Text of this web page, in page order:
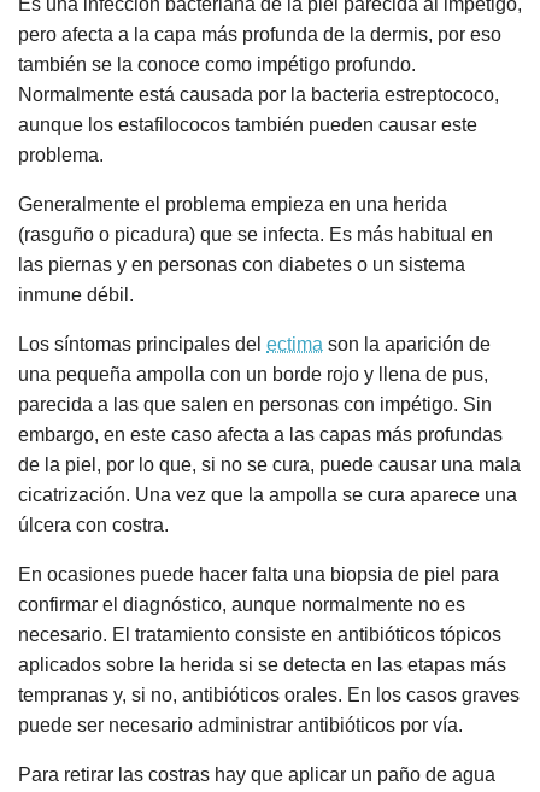
pero afecta a la capa más profunda de la dermis, por eso
también se la conoce como impétigo profundo.
Normalmente está causada por la bacteria estreptococo,
aunque los estafilococos también pueden causar este
problema.
Generalmente el problema empieza en una herida
(rasguño o picadura) que se infecta. Es más habitual en
las piernas y en personas con diabetes o un sistema
inmune débil.
Los síntomas principales del ectima son la aparición de
una pequeña ampolla con un borde rojo y llena de pus,
parecida a las que salen en personas con impétigo. Sin
embargo, en este caso afecta a las capas más profundas
de la piel, por lo que, si no se cura, puede causar una mala
cicatrización. Una vez que la ampolla se cura aparece una
úlcera con costra.
En ocasiones puede hacer falta una biopsia de piel para
confirmar el diagnóstico, aunque normalmente no es
necesario. El tratamiento consiste en antibióticos tópicos
aplicados sobre la herida si se detecta en las etapas más
tempranas y, si no, antibióticos orales. En los casos graves
puede ser necesario administrar antibióticos por vía.
Para retirar las costras hay que aplicar un paño de agua